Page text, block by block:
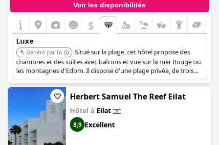
Voir les disponibilités
$
Luxe
Généré par IA
Situé sur la plage, cet hôtel propose des
chambres et des suites avec balcons et vue sur la mer Rouge ou
les montagnes d'Edom. Il dispose d'une plage privée, de trois
piscines, d'une salle de sport entièrement équipée et d'un spa
avec sauna.
Herbert Samuel The Reef Eilat
Hôtel à Eilat
8,9 Excellent